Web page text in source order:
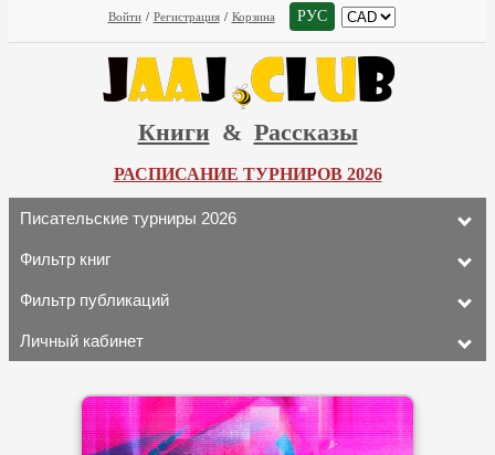
Войти / Регистрация / Корзина РУС
Книги & Рассказы
РАСПИСАНИЕ ТУРНИРОВ 2026
Писательские турниры 2026
Фильтр книг
Фильтр публикаций
Личный кабинет